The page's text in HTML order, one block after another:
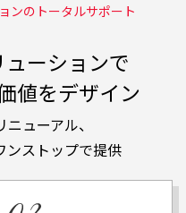
ンのトータルサポート
ーションで
値をデザイン
ューアル、
ンストップで提供